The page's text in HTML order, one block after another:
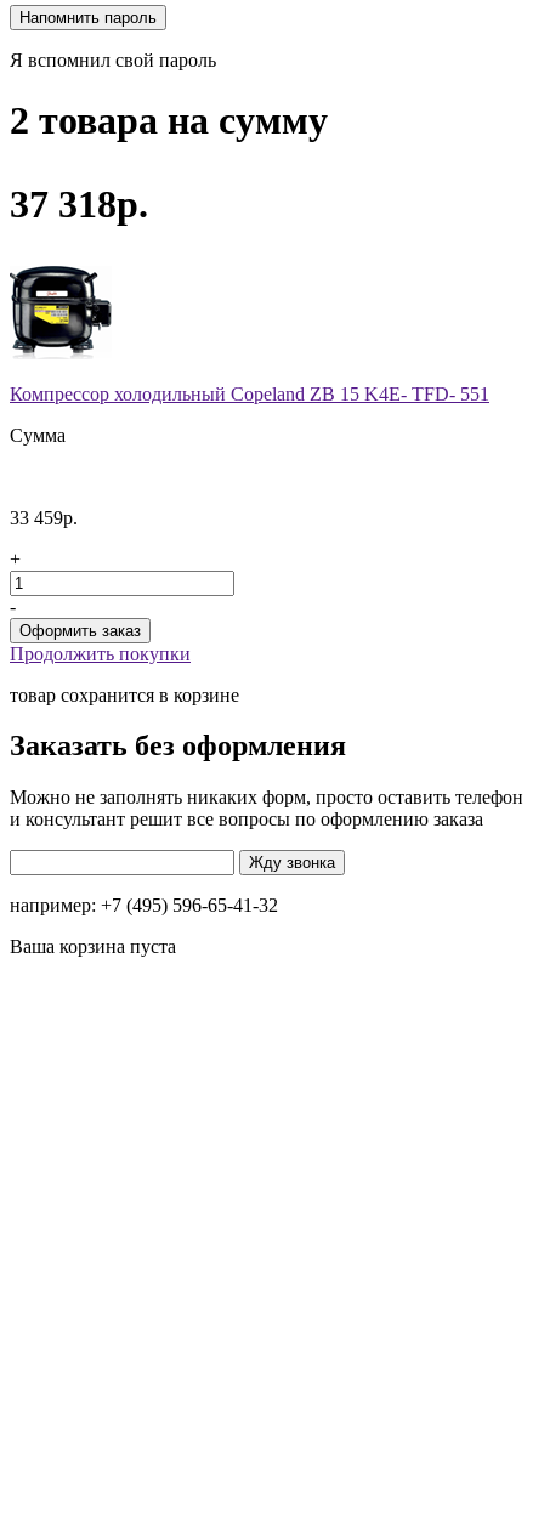
Я вспомнил свой пароль
2 товара на сумму
37 318р.
Компрессор холодильный Copeland ZB 15 K4E- TFD- 551
Сумма
33 459р.
+
-
Продолжить покупки
товар сохранится в корзине
Заказать без оформления
Можно не заполнять никаких форм, просто оставить телефон
и консультант решит все вопросы по оформлению заказа
например: +7 (495) 596-65-41-32
Ваша корзина пуста